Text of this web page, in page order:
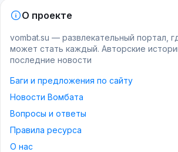
О проекте
vombat.su — развлекательный портал,
может стать каждый. Авторские
последние новости
Баги и предложения по сайту
Новости Вомбата
Вопросы и ответы
Правила ресурса
О нас